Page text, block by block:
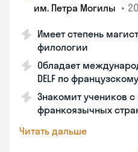
им. Петра Могилы •
Имеет степень
филологии
Обладает
DELF по
Знакомит учеников с
франкоязычных
Читать дальше